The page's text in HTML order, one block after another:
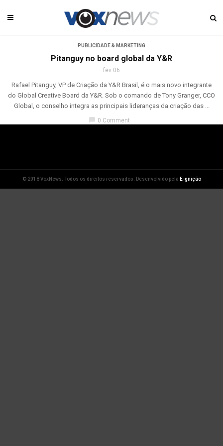
PUBLICIDADE & MARKETING
Pitanguy no board global da Y&R
fev 06
Rafael Pitanguy, VP de Criação da Y&R Brasil, é o mais novo integrante
do Global Creative Board da Y&R. Sob o comando de Tony Granger, CCO
Global, o conselho integra as principais lideranças da criação das ...
chat_bubble 0 Comment
© 2018 VoxNews. Todos os direitos reservados. Desenvolvido pela E-gnição